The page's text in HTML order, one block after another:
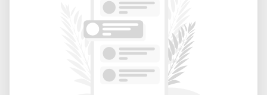
simplicité d'utilisation, l'Inventables X-Carve
est une solution idéale pour transformer
vos idées en prototypes et produits finis.
Que ce soit pour le travail du bois, la
fabrication numérique ou le développement